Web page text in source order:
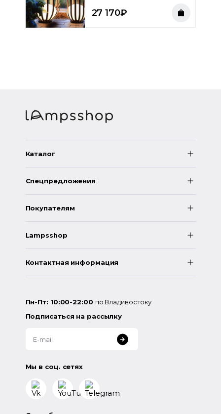
27 170₽
Каталог
Спецпредложения
Покупателям
Lampsshop
Контактная информация
Пн-Пт: 10:00-22:00 по Владивостоку
Подписаться на рассылку
Мы в соц. сетях